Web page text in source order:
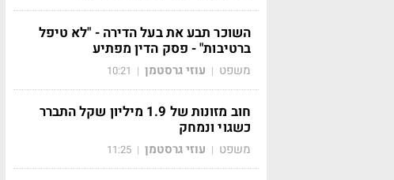
השוכר תבע את בעל הדירה - "לא טיפל
ברטיבות" - פסק הדין מפתיע
משפט | עוזי גרסטמן |
10:21
חוב מזונות של 1.9 מיליון שקל התברר
כשגוי ונמחק
משפט | עוזי גרסטמן |
11:25